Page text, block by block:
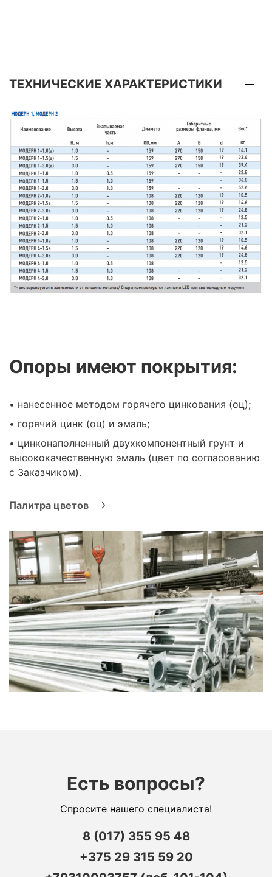
ТЕХНИЧЕСКИЕ ХАРАКТЕРИСТИКИ
Опоры имеют покрытия:
• нанесенное методом горячего цинкования (оц);
• горячий цинк (оц) и эмаль;
• цинконаполненный двухкомпонентный грунт и
высококачественную эмаль (цвет по согласованию
с Заказчиком).
Палитра цветов
Есть вопросы?
Спросите нашего специалиста!
8 (017) 355 95 48
+375 29 315 59 20